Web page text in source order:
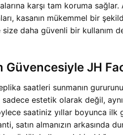
karşı tam koruma
kasanın mükemmel bir
daha güvenli bir kullanım
JH
saatleri sunmanın
estetik olarak değil,
saatiniz yıllar boyunca ilk
satın almanızın arkasında